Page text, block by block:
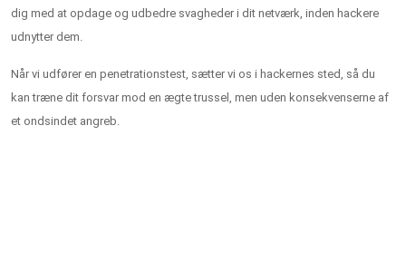
dig med at opdage og udbedre svagheder i dit netværk, inden hackere
udnytter dem.
Når vi udfører en penetrationstest, sætter vi os i hackernes sted, så du
kan træne dit forsvar mod en ægte trussel, men uden konsekvenserne af
et ondsindet angreb.